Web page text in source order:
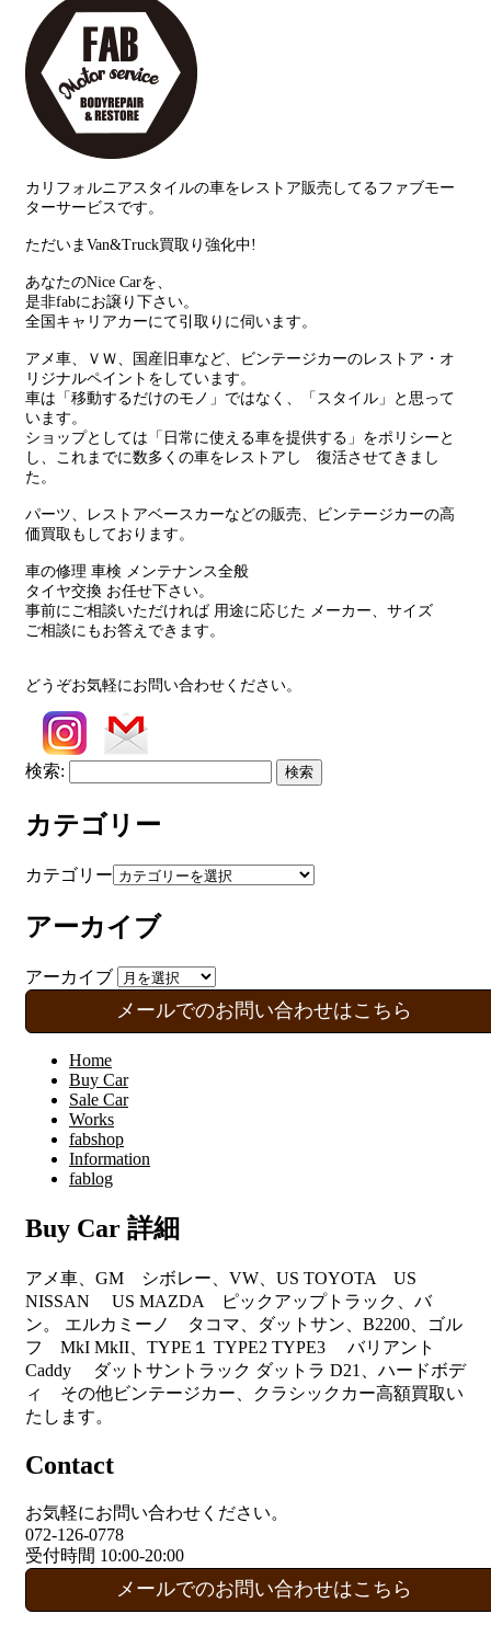
カリフォルニアスタイルの車をレストア販売してるファブモー
ターサービスです。
ただいまVan&Truck買取り強化中!
あなたのNice Carを、
是非fabにお譲り下さい。
全国キャリアカーにて引取りに伺います。
アメ車、ＶＷ、国産旧車など、ビンテージカーのレストア・オ
リジナルペイントをしています。
車は「移動するだけのモノ」ではなく、「スタイル」と思って
います。
ショップとしては「日常に使える車を提供する」をポリシーと
し、これまでに数多くの車をレストアし 復活させてきまし
た。
パーツ、レストアベースカーなどの販売、ビンテージカーの高
価買取もしております。
車の修理 車検 メンテナンス全般
タイヤ交換 お任せ下さい。
事前にご相談いただければ 用途に応じた メーカー、サイズ
ご相談にもお答えできます。
どうぞお気軽にお問い合わせください。
検索:
カテゴリー
カテゴリー
アーカイブ
アーカイブ
メールでのお問い合わせはこちら
Home
Buy Car
Sale Car
Works
fabshop
Information
fablog
Buy Car 詳細
アメ車、GM シボレー、VW、US TOYOTA US
NISSAN US MAZDA ピックアップトラック、バ
ン。 エルカミーノ タコマ、ダットサン、B2200、ゴル
フ MkI MkII、TYPE１ TYPE2 TYPE3 バリアント
Caddy ダットサントラック ダットラ D21、ハードボデ
ィ その他ビンテージカー、クラシックカー高額買取い
たします。
Contact
お気軽にお問い合わせください。
072-126-0778
受付時間 10:00-20:00
メールでのお問い合わせはこちら